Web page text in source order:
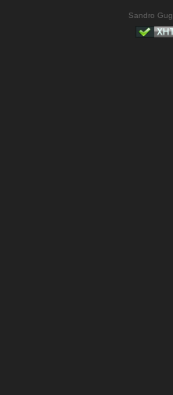
Sandro